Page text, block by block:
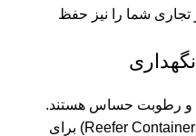
تجاری شما را نیز حفظ
و رطوبت حساس هستند.
استفاده از کانتینرهای یخچال‌دار (Reefer Containers) برای